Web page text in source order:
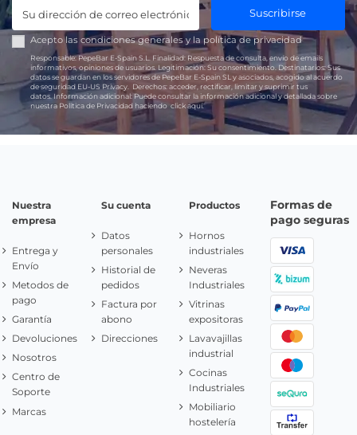
Suscribirse
Acepto las condiciones generales y lapolítica de privacidad
Responsable:PepeBar E-Spain S.L. Finalidad: Respuesta de consulta, envío de emails
informativos, opiniones de usuarios. Legitimación: Su consentimiento. Destinatarios:Sus
datos se guardan en los servidores de PepeBar E-Spain SL y asociados, acogido al acuerdo
de seguridad EU-US Privacy.
Derechos: acceder, rectificar, limitar y suprimir tus
datos.Información adicional:Puede consultar la información adicional y detallada sobre
nuestra Política de Privacidad haciendoclick aquí.
Nuestra
empresa
Entrega y
Envío
Metodos de
pago
Garantía
Devoluciones
Nosotros
Centro de
Soporte
Marcas
Su cuenta
Datos
personales
Historial de
pedidos
Factura por
abono
Direcciones
Productos
Hornos
industriales
Neveras
Industriales
Vitrinas
expositoras
Lavavajillas
industrial
Cocinas
Industriales
Mobiliario
hostelería
Formas de
pago seguras